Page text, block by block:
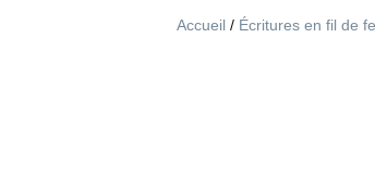
Accueil / Écritures en fil de